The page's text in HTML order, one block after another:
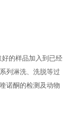
的样品加入到已经
列淋洗、洗脱等过
诺酮的检测及动物